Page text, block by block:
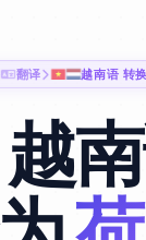
翻译 越南语 转